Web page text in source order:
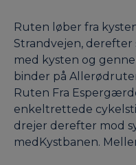
Ruten løber fra
Strandvejen, derefter
med kysten og
binder på
Ruten Fra
enkeltrettede
drejer derefter mod
medKystbanen.